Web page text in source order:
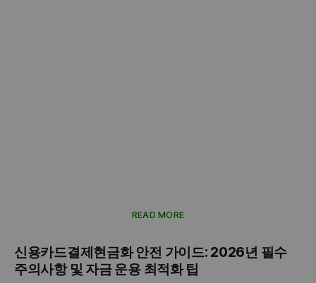
READ MORE
신용카드결제현금화 안전 가이드: 2026년 필수
주의사항 및 자금 운용 최적화 팁